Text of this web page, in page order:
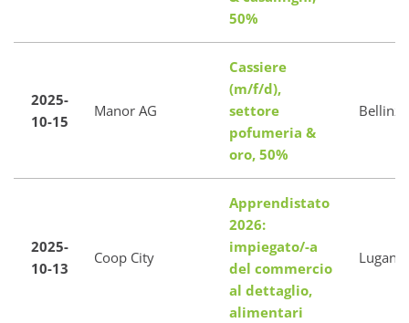
50%
2025-
10-15
Manor AG
Cassiere
(m/f/d),
settore
pofumeria &
oro, 50%
2025-
10-13
Coop City
Apprendistato
2026:
impiegato/-a
del commercio
al dettaglio,
alimentari
Lugano